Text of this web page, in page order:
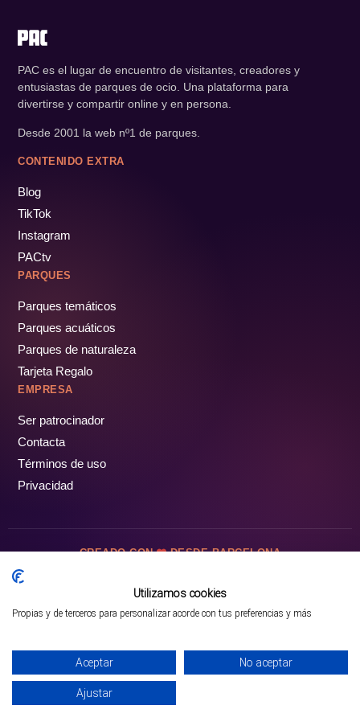
Mejor opción en SATOORDAY
PAC es el lugar de encuentro de visitantes, creadores y
entusiastas de parques de ocio. Una plataforma para
divertirse y compartir online y en persona.
Desde 2001 la web nº1 de parques.
CONTENIDO EXTRA
Blog
TikTok
Instagram
PACtv
PARQUES
Parques temáticos
Parques acuáticos
Parques de naturaleza
Tarjeta Regalo
EMPRESA
Ser patrocinador
Contacta
Términos de uso
Privacidad
CREADO CON DESDE BARCELONA
Utilizamos cookies
Propias y de terceros para personalizar acorde con tus preferencias y más
Aceptar No aceptar
Ajustar